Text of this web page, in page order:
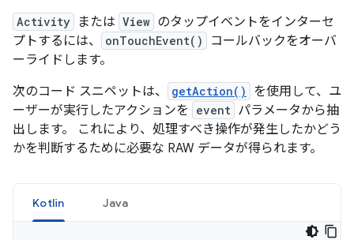
Activity または View のタップイベントをインターセ
プトするには、
onTouchEvent()
コールバックをオーバ
ーライドします。
次のコード スニペットは、
getAction()
を使用して、ユ
ーザーが実行したアクションを
event パラメータから抽
出します。 これにより、処理すべき操作が発生したかどう
かを判断するために必要な RAW データが得られます。
Kotlin Java